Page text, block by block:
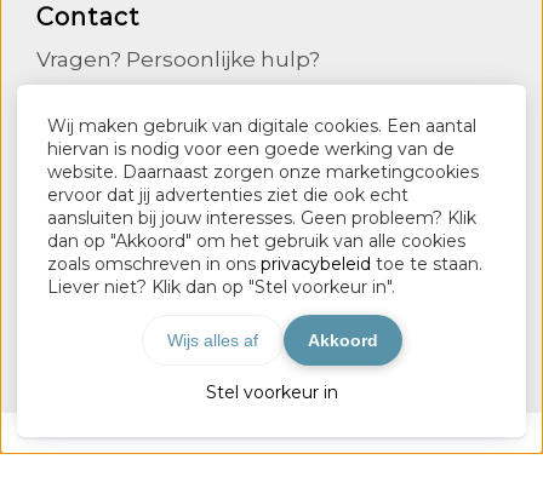
Contact
Vragen? Persoonlijke hulp?
Lindestraat, 94
9090 Melle
0498136554
info@nelecolle.be
www.nelecolle.be
© 2026 Nele Colle - Opruimcoach - Powered by
Wij maken gebruik van digitale cookies. Een aantal
hiervan is nodig voor een goede werking van de
website. Daarnaast zorgen onze marketingcookies
ervoor dat jij advertenties ziet die ook echt
aansluiten bij jouw interesses. Geen probleem? Klik
dan op "Akkoord" om het gebruik van alle cookies
zoals omschreven in ons privacybeleid toe te staan.
Liever niet? Klik dan op "Stel voorkeur in".
Stel voorkeur in
Wijs alles af Akkoord